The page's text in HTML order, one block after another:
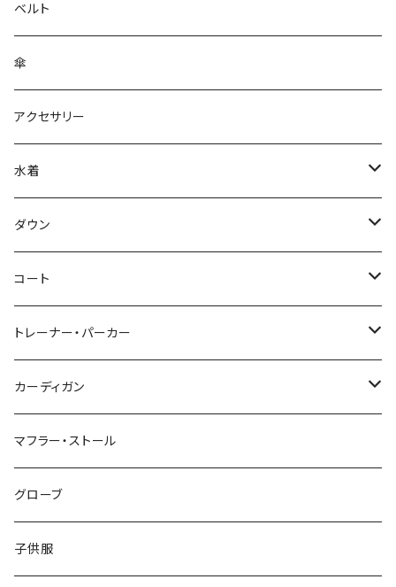
ベルト
傘
アクセサリー
水着
～44/S
46/M
48/L
50/XL～
ダウン
～44/S
46/M
48/L
50/XL～
コート
～44/S
46/M
48/L
50/XL～
トレーナー・パーカー
～44/S
46/M
48/L
50/XL～
カーディガン
～44/S
46/M
48/L
マフラー・ストール
グローブ
子供服